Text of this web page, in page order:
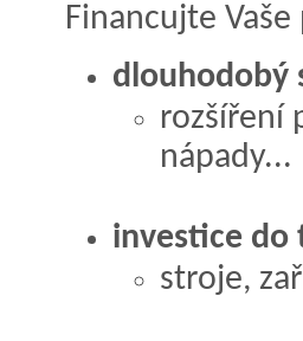
Financujte
dlouhodobý
rozšíření
nápady...
investice do
stroje,